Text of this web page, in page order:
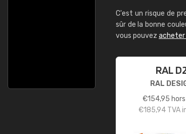
C'est un risque de
sûr de la bonne
vous pouvez acheter
RAL
RAL
€154,95
€185,94TVA